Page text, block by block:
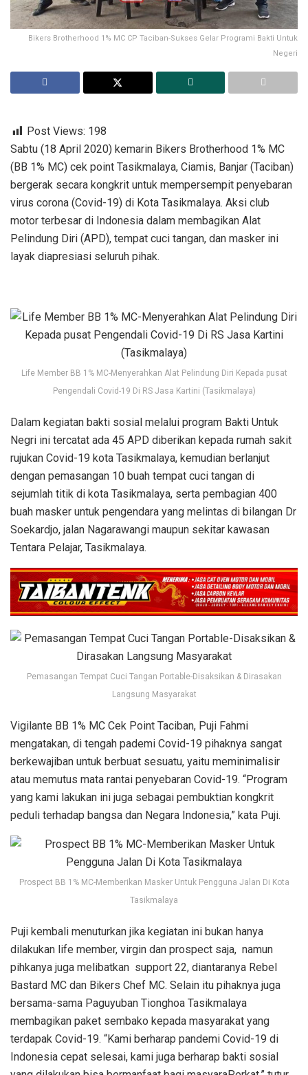
Bikers Brotherhood 1% MC CP Taciban-Sukses Gelar Programi Bakti Untuk
Negeri
Post Views: 198
Sabtu (18 April 2020) kemarin Bikers Brotherhood 1% MC
(BB 1% MC) cek point Tasikmalaya, Ciamis, Banjar (Taciban)
bergerak secara kongkrit untuk mempersempit penyebaran
virus corona (Covid-19) di Kota Tasikmalaya. Aksi club
motor terbesar di Indonesia dalam membagikan Alat
Pelindung Diri (APD), tempat cuci tangan, dan masker ini
layak diapresiasi seluruh pihak.
Life Member BB 1% MC-Menyerahkan Alat Pelindung Diri Kepada pusat
Pengendali Covid-19 Di RS Jasa Kartini (Tasikmalaya)
Dalam kegiatan bakti sosial melalui program Bakti Untuk
Negri ini tercatat ada 45 APD diberikan kepada rumah sakit
rujukan Covid-19 kota Tasikmalaya, kemudian berlanjut
dengan pemasangan 10 buah tempat cuci tangan di
sejumlah titik di kota Tasikmalaya, serta pembagian 400
buah masker untuk pengendara yang melintas di bilangan Dr
Soekardjo, jalan Nagarawangi maupun sekitar kawasan
Tentara Pelajar, Tasikmalaya.
Pemasangan Tempat Cuci Tangan Portable-Disaksikan & Dirasakan
Langsung Masyarakat
Vigilante BB 1% MC Cek Point Taciban, Puji Fahmi
mengatakan, di tengah pademi Covid-19 pihaknya sangat
berkewajiban untuk berbuat sesuatu, yaitu meminimalisir
atau memutus mata rantai penyebaran Covid-19. “Program
yang kami lakukan ini juga sebagai pembuktian kongkrit
peduli terhadap bangsa dan Negara Indonesia,” kata Puji.
Prospect BB 1% MC-Memberikan Masker Untuk Pengguna Jalan Di Kota
Tasikmalaya
Puji kembali menuturkan jika kegiatan ini bukan hanya
dilakukan life member, virgin dan prospect saja, namun
pihkanya juga melibatkan support 22, diantaranya Rebel
Bastard MC dan Bikers Chef MC. Selain itu pihaknya juga
bersama-sama Paguyuban Tionghoa Tasikmalaya
membagikan paket sembako kepada masyarakat yang
terdapak Covid-19. “Kami berharap pandemi Covid-19 di
Indonesia cepat selesai, kami juga berharap bakti sosial